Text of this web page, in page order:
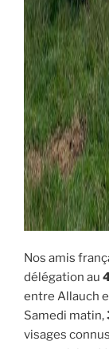
Nos amis
délégation au
entre Allauch
Samedi matin,
visages